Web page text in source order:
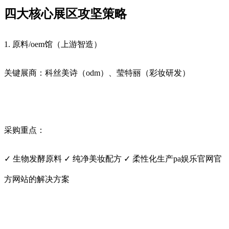
四大核心展区攻坚策略
1. 原料/oem馆（上游智造）
关键展商：科丝美诗（odm）、莹特丽（彩妆研发）
采购重点：
✓ 生物发酵原料 ✓ 纯净美妆配方 ✓ 柔性化生产pa娱乐官网官
方网站的解决方案